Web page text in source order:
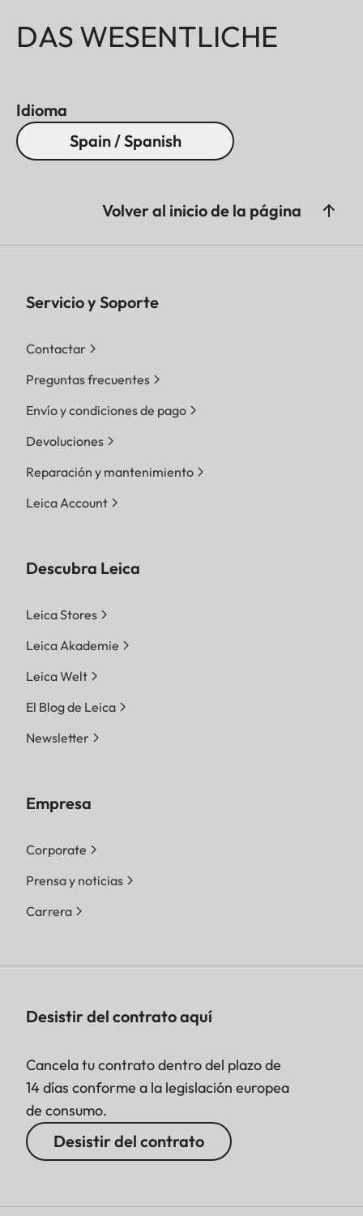
DAS WESENTLICHE
Idioma
Spain / Spanish
Volver al inicio de la página
Servicio y Soporte
Contactar
Preguntas frecuentes
Envío y condiciones de pago
Devoluciones
Reparación y mantenimiento
Leica Account
Descubra Leica
Leica Stores
Leica Akademie
Leica Welt
El Blog de Leica
Newsletter
Empresa
Corporate
Prensa y noticias
Carrera
Desistir del contrato aquí
Cancela tu contrato dentro del plazo de
14 días conforme a la legislación europea
de consumo.
Desistir del contrato